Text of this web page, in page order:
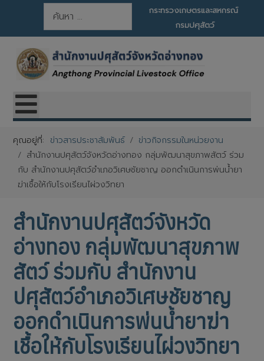
การค้นหา
กระทรวงเกษตรและสหกรณ์
กรมปศุสัตว์
คุณอยู่ที่: ข่าวสารประชาสัมพันธ์
ข่าวกิจกรรมในหน่วยงาน
สำนักงานปศุสัตว์จังหวัดอ่างทอง กลุ่มพัฒนาสุขภาพสัตว์ ร่วม
กับ สำนักงานปศุสัตว์อำเภอวิเศษชัยชาญ ออกดำเนินการพ่นน้ำยา
ฆ่าเชื้อให้กับโรงเรียนไผ่วงวิทยา
สำนักงานปศุสัตว์จังหวัด
อ่างทอง กลุ่มพัฒนาสุขภาพ
สัตว์ ร่วมกับ สำนักงาน
ปศุสัตว์อำเภอวิเศษชัยชาญ
ออกดำเนินการพ่นน้ำยาฆ่า
เชื้อให้กับโรงเรียนไผ่วงวิทยา